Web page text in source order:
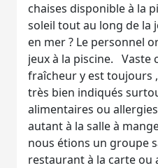
chaises disponible à la
soleil tout au long de la
en mer ? Le personnel
jeux à la piscine. Vaste
fraîcheur y est toujours
très bien indiqués
alimentaires ou
autant à la salle à
nous étions un groupe
restaurant à la carte ou